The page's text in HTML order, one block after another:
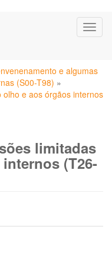
e algumas
(S00-T98) »
e aos órgãos internos
limitadas
(T26-